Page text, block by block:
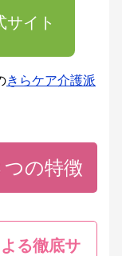
サイト
きらケア介護派
の特徴
る徹底サ